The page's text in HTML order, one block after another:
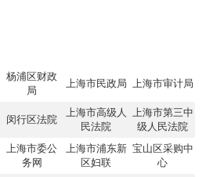
杨浦区财政
局
上海市民政局 上海市审计局
闵行区法院
上海市高级人
民法院
上海市第三中
级人民法院
上海市委公
务网
上海市浦东新
区妇联
宝山区采购中
心